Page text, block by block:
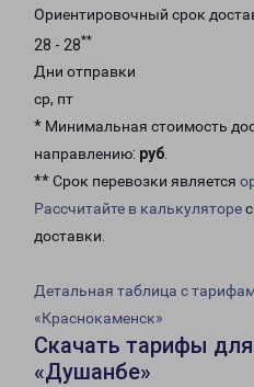
Ориентировочный срок
28 - 28**
Дни отправки
ср, пт
* Минимальная стоимость
направлению: руб.
** Срок перевозки является
Рассчитайте в калькуляторе
доставки.
Детальная таблица с
«Краснокаменск»
Скачать тарифы
«Душанбе»